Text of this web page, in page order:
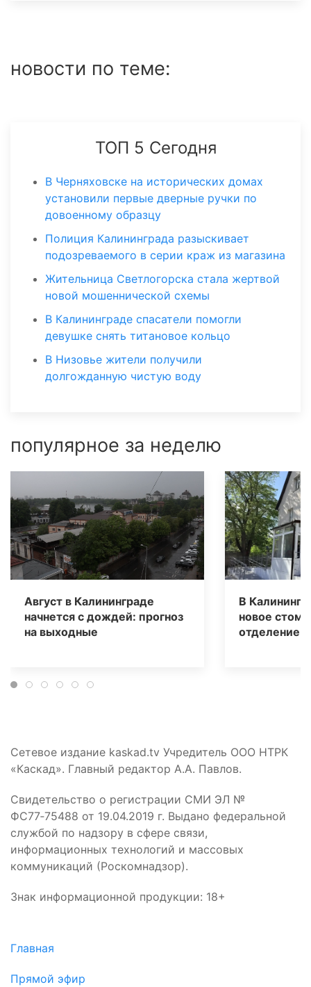
новости по теме:
ТОП 5 Сегодня
В Черняховске на исторических домах
установили первые дверные ручки по
довоенному образцу
Полиция Калининграда разыскивает
подозреваемого в серии краж из магазина
Жительница Светлогорска стала жертвой
новой мошеннической схемы
В Калининграде спасатели помогли
девушке снять титановое кольцо
В Низовье жители получили
долгожданную чистую воду
популярное за неделю
Август в Калининграде
начнется с дождей: прогноз
на выходные
В
новое
отделение
Сетевое издание kaskad.tv Учредитель ООО НТРК
«Каскад». Главный редактор А.А. Павлов.
Свидетельство о регистрации СМИ ЭЛ №
ФС77‑75488 от 19.04.2019 г. Выдано федеральной
службой по надзору в сфере связи,
информационных технологий и массовых
коммуникаций (Роскомнадзор).
Знак информационной продукции: 18+
Главная
Прямой эфир